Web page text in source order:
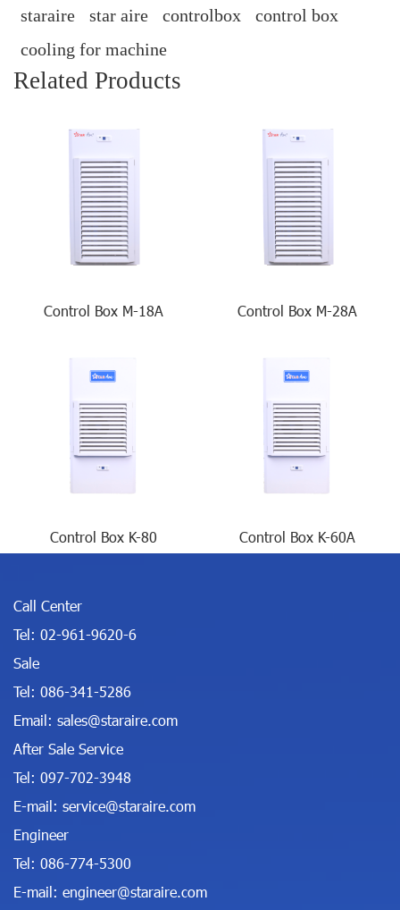
staraire star aire controlbox
control box
cooling for machine
Related Products
Control Box M-18A Control Box M-28A
Control Box K-80 Control Box K-60A
Call Center
Tel: 02-961-9620-6
Sale
Tel: 086-341-5286
Email: sales@staraire.com
After Sale Service
Tel: 097-702-3948
E-mail: service@staraire.com
Engineer
Tel: 086-774-5300
E-mail: engineer@staraire.com